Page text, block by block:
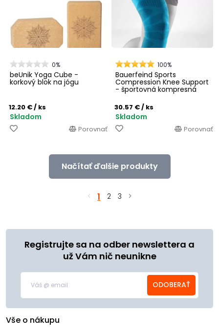
0%
beUnik Yoga Cube -
korkový blok na jógu
12.20 €/ ks
Skladom
Porovnať
100%
Bauerfeind Sports
Compression Knee Support
- športovná kompresná
kolenná bandáž
30.57 €/ ks
Skladom
Porovnať
Načítať ďalšie produkty
1 2 3
Registrujte sa na odber newslettera a
už Vám nič neunikne
ODOBERAŤ
Vše o nákupu